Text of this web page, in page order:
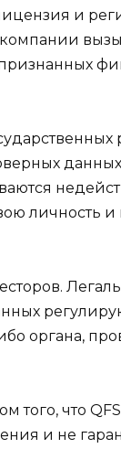
и
личность и
органа,
что
и не